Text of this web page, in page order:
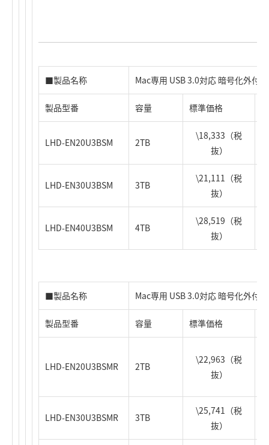
■製品名称 Mac専用 USB 3.0対応 暗号化外付
製品型番 容量 標準価格
LHD-EN20U3BSM 2TB
\18,333（税
抜）
LHD-EN30U3BSM 3TB
\21,111（税
抜）
LHD-EN40U3BSM 4TB
\28,519（税
抜）
■製品名称 Mac専用 USB 3.0対応 暗号化外付
製品型番 容量 標準価格
LHD-EN20U3BSMR 2TB
\22,963（税
抜）
LHD-EN30U3BSMR 3TB
\25,741（税
抜）